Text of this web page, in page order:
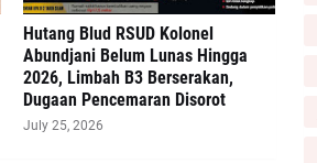
‎Hutang Blud RSUD Kolonel
Abundjani Belum Lunas Hingga
2026, Limbah B3 Berserakan,
Dugaan Pencemaran Disorot
July 25, 2026